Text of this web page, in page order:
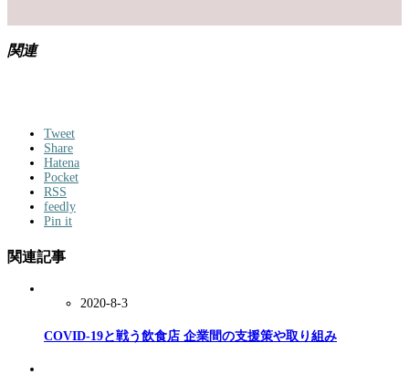
関連
Tweet
Share
Hatena
Pocket
RSS
feedly
Pin it
関連記事
2020-8-3
COVID-19と戦う飲食店 企業間の支援策や取り組み